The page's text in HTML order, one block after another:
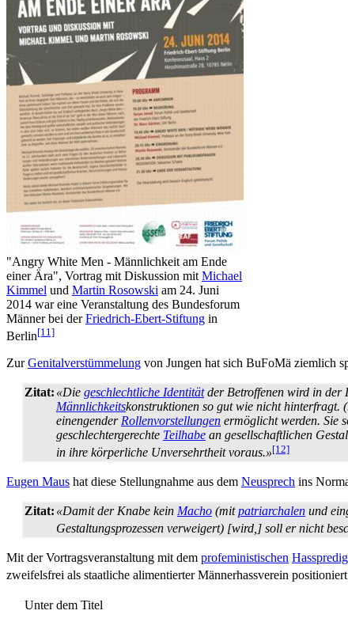
"Angry White Men - Männlichkeit am Ende
einer Ära", Vortrag mit Diskussion mit Michael
Kimmel und Martin Rosowski am 24. Juni
2014 war eine Veranstaltung des Bundesforum
Männer bei derFriedrich-Ebert-Stiftung in
Berlin[11]
ZurGenitalverstümmelung von Jungen hat sich BuFoMä ziemlich
Zitat: «Die geschlechtliche Identitätder Betroffenen wird in der
Männlichkeits­konstruktionen so gut wie nicht hinterfragt.
einengenderRollen­vorstellungen ermöglicht werden. Sie
geschlechter­gerechte Teilhabe an gesellschaftlichen
in ihre körperliche Unversehrtheit voraus.»[12]
Eugen Maus hat diese Stellungnahme aus dem Neusprech ins
Zitat: «Damit der Knabe kein Macho (mitpatriarchalen und
Gestaltungs­prozessen verweigert) [wird,] soll er nicht
Mit der Vortragsveranstaltung mit dem pro­feministischen
zweifelsfrei als staatliche alimentierter Männer­hass­verein
Unter dem Titel